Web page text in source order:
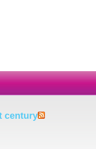
century